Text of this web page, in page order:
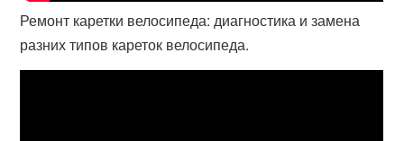
Ремонт каретки велосипеда: диагностика и замена
разних типов кареток велосипеда.